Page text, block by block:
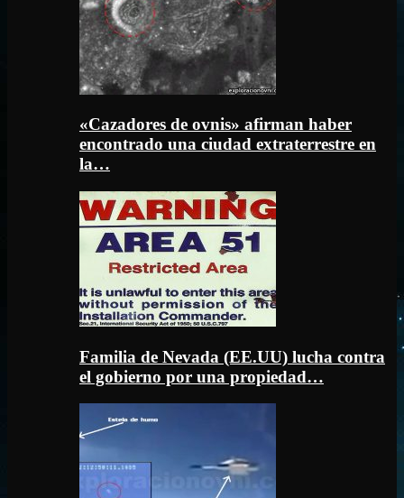
«Cazadores de ovnis» afirman haber
encontrado una ciudad extraterrestre en
la…
Familia de Nevada (EE.UU) lucha contra
el gobierno por una propiedad…